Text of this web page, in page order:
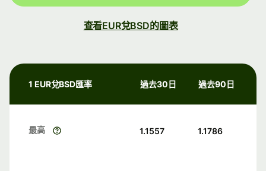
查看EUR兌BSD的圖表
1 EUR兌BSD匯率 過去30日 過去90日
最高 1.1557 1.1786